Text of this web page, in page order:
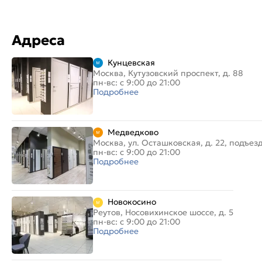
Адреса
Кунцевская
Москва, Кутузовский проспект, д. 88
пн-вс: с 9:00 до 21:00
Подробнее
Медведково
Москва, ул. Осташковская, д. 22,
пн-вс: с 9:00 до 21:00
Подробнее
Новокосино
Реутов, Носовихинское шоссе, д. 5
пн-вс: с 9:00 до 21:00
Подробнее